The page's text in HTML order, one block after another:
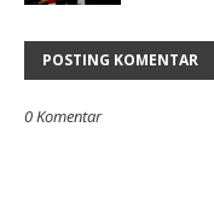
POSTING KOMENTAR
0 Komentar